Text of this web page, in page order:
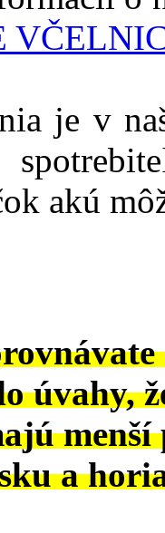
je v
akú
úvahy,
a